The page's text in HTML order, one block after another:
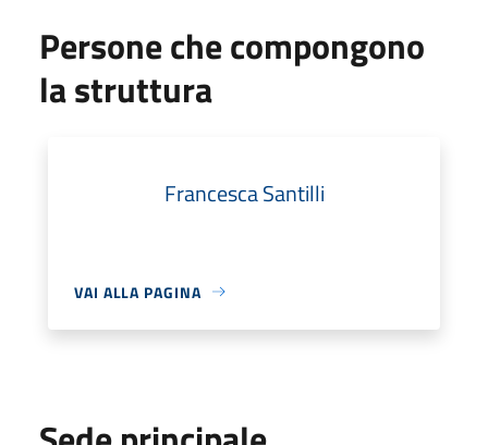
Persone che compongono
la struttura
Francesca Santilli
VAI ALLA PAGINA